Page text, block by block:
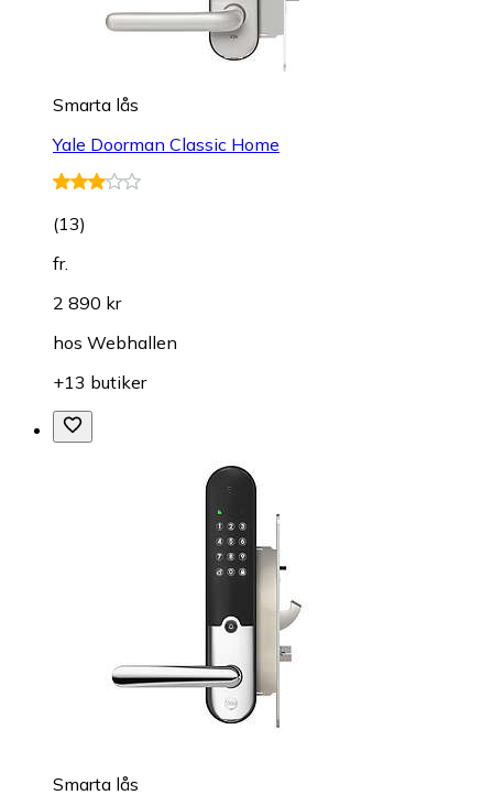
Smarta lås
Yale Doorman Classic Home
(13)
fr.
2 890 kr
hos Webhallen
+13 butiker
Smarta lås